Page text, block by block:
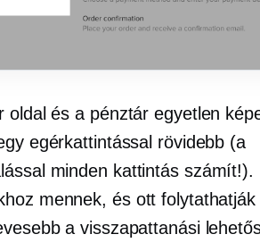
oldal és a pénztár egyetlen
egérkattintással rövidebb (a
minden kattintás számít!).
mennek, és ott
a visszapattanási